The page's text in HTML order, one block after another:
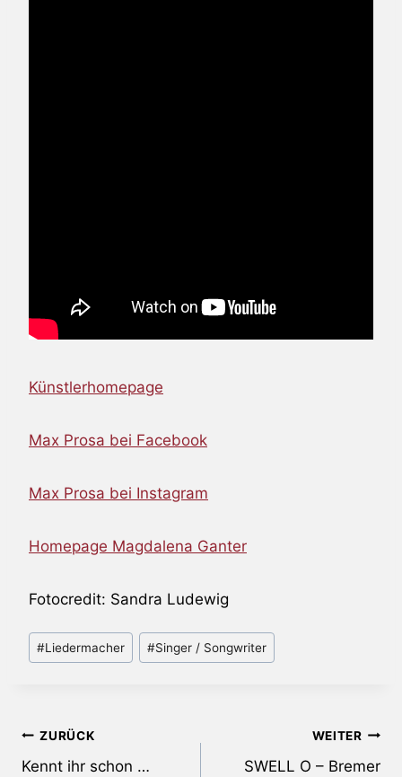
Künstlerhomepage
Max Prosa bei Facebook
Max Prosa bei Instagram
Homepage Magdalena Ganter
Fotocredit: Sandra Ludewig
Schlagworte:
#Liedermacher #Singer / Songwriter
Beitragsnavigation
ZURÜCK
Kennt ihr schon …
WEITER
SWELL O – Bremer